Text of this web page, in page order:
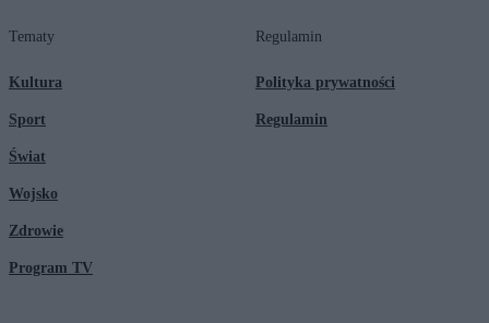
Tematy
Kultura
Sport
Świat
Wojsko
Zdrowie
Program TV
Regulamin
Polityka prywatności
Regulamin